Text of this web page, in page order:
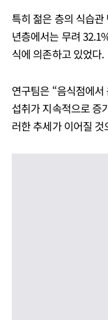
특히 젊은 층의 식습
년층에서는 무려
식에 의존하고 있었다.
연구팀은 “음식점에
섭취가 지속적으로 증
러한 추세가 이어질